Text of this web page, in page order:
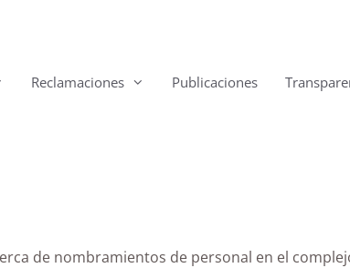
Reclamaciones Publicaciones
de nombramientos de personal en el